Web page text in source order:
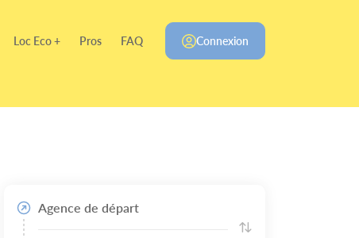
Loc Eco + Pros FAQ Connexion
Agence de départ